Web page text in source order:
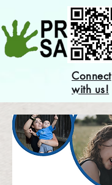
Connect
with us!